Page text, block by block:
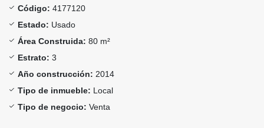
Código: 4177120
Estado: Usado
Área Construida: 80 m²
Estrato: 3
Año construcción: 2014
Tipo de inmueble: Local
Tipo de negocio: Venta